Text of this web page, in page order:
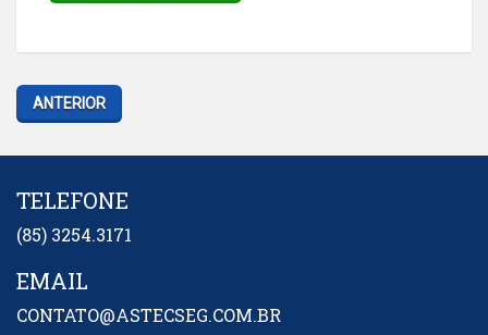
ANTERIOR
TELEFONE
(85) 3254.3171
EMAIL
CONTATO@ASTECSEG.COM.BR